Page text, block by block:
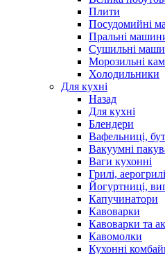
Плити
Посудомийні
Пральні
Сушильні
Морозильні
Холодильники
Для кухні
Назад
Для кухні
Блендери
Вафельниці,
Вакуумні
Ваги кухонні
Грилі,
Йогуртниці,
Капучинатори
Кавоварки
Кавоварки та
Кавомолки
Кухонні